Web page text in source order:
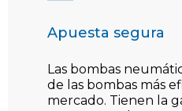
Apuesta segura
Las bombas
de las bombas más
mercado. Tienen la